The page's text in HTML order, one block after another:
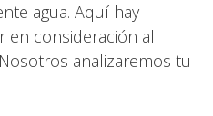
agua. Aquí hay
en consideración al
analizaremos tu